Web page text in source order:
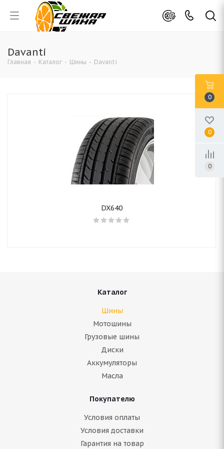
Davanti
Главная - Каталог - Шины - Davanti
DX640
Каталог
Шины
Мотошины
Грузовые шины
Диски
Аккумуляторы
Масла
Покупателю
Условия оплаты
Условия доставки
Гарантия на товар
0
0
0